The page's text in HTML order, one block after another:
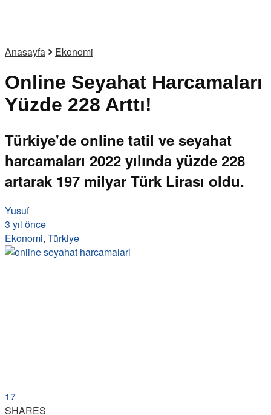
Anasayfa Ekonomi
Online Seyahat Harcamaları
Yüzde 228 Arttı!
Türkiye'de online tatil ve seyahat
harcamaları 2022 yılında yüzde 228
artarak 197 milyar Türk Lirası oldu.
Yusuf
3 yıl önce
Ekonomi, Türkiye
17
SHARES